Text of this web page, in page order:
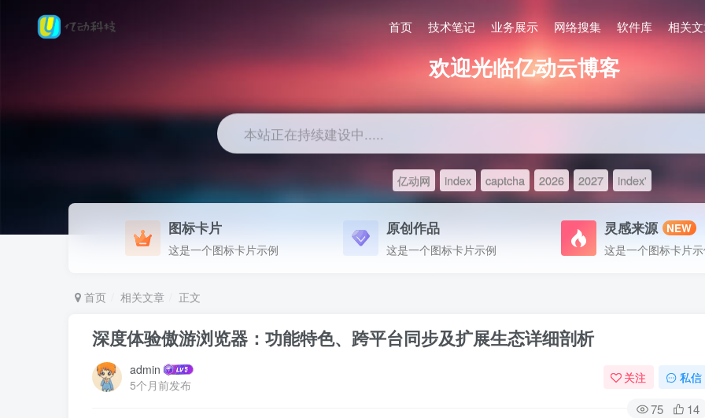
首页 技术笔记 业务展示 网络搜集 软件库 相关
欢迎光临亿动云博客
本站正在持续建设中.....
亿动网 index captcha 2026 2027 index'
图标卡片
这是一个图标卡片示例
原创作品
这是一个图标卡片示例
灵感来源 NEW
这是一个图标卡片
首页 相关文章 正文
深度体验傲游浏览器：功能特色、跨平台同步及扩展生态详细剖析
admin
5个月前发布
关注 私信
75 14